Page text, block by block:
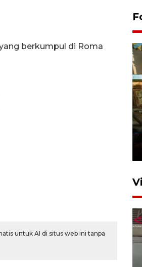
berkumpul di Roma
untuk AI di situs web ini tanpa